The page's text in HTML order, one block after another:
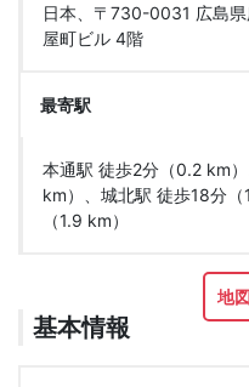
日本、〒730-0031 広島
屋町ビル 4階
最寄駅
本通駅 徒歩2分（0.2 km
km）、城北駅 徒歩18分
（1.9 km）
地
基本情報